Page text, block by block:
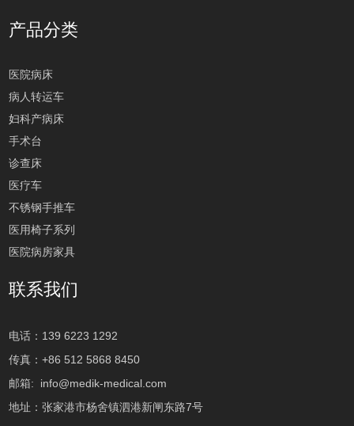
产品分类
医院病床
病人转运车
妇科产病床
手术台
诊查床
医疗车
不锈钢手推车
医用椅子系列
医院病房家具
联系我们
电话：139 6223 1292
传真：+86 512 5868 8450
邮箱: info@medik-medical.com
地址：张家港市杨舍镇泗港新闸东路7号